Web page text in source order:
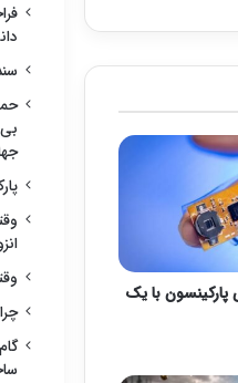
با یک